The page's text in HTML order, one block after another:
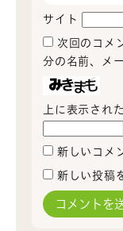
サイト
次回のコメ
分の名前、メ
上に表示され
新しいコメ
新しい投稿